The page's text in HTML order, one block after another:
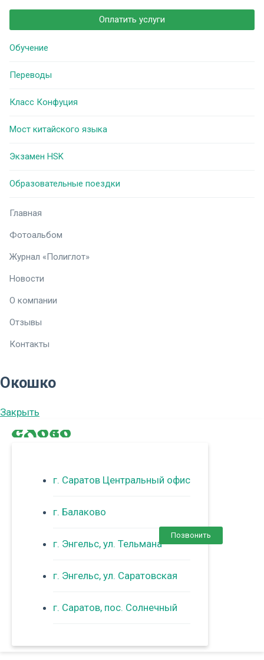
Оплатить услуги
Обучение
Переводы
Класс Конфуция
Мост китайского языка
Экзамен HSK
Образовательные поездки
Главная
Фотоальбом
Журнал «Полиглот»
Новости
О компании
Отзывы
Контакты
Окошко
Закрыть
Позвонить
г. Саратов Центральный офис
г. Балаково
г. Энгельс, ул. Тельмана
г. Энгельс, ул. Саратовская
г. Саратов, пос. Солнечный